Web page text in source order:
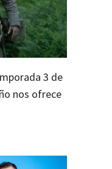
3 de
nos ofrece